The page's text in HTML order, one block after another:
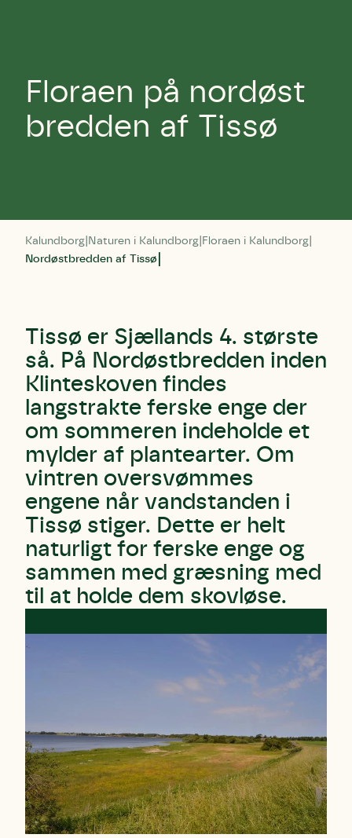
Floraen på nordøst
bredden af Tissø
Kalundborg Naturen i Kalundborg Floraen i Kalundborg
Nordøstbredden af Tissø
Tissø er Sjællands 4. største
så. På Nordøstbredden inden
Klinteskoven findes
langstrakte ferske enge der
om sommeren indeholde et
mylder af plantearter. Om
vintren oversvømmes
engene når vandstanden i
Tissø stiger. Dette er helt
naturligt for ferske enge og
sammen med græsning med
til at holde dem skovløse.
Email
Telefon
Email
Telefon
Email
Telefon